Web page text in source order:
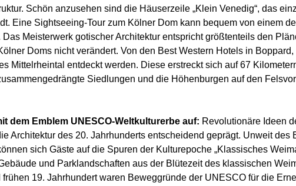
Schön anzusehen sind die Häuserzeile „Klein Venedig“, das
Eine Sightseeing-Tour zum Kölner Dom kann bequem von einem
Meisterwerk gotischer Architektur entspricht größtenteils den
Doms nicht verändert. Von den Best Western Hotels in
Mittelrheintal entdeckt werden. Diese erstreckt sich auf 67
Siedlungen und die Höhenburgen auf den
dem Emblem UNESCO-Weltkulturerbe auf: Revolutionäre Ideen
Architektur des 20. Jahrhunderts entscheidend geprägt. Unweit des
sich Gäste auf die Spuren der Kulturepoche „Klassisches
und Parklandschaften aus der Blütezeit des klassischen
19. Jahrhundert waren Beweggründe der UNESCO für die